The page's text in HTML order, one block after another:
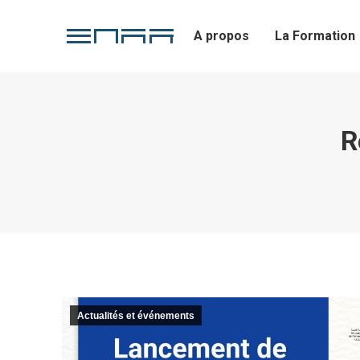
A propos La Formation
Actualités et événements